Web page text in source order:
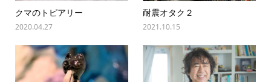
クマのトピアリー
2020.04.27
耐震オタク２
2021.10.15